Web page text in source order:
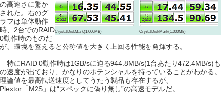
CrystalDiskMark(1,000MB) CrystalDiskMark(1,000MB)
の高速さに驚か
された。右のグ
ラフは単体動作
時、2台でのRAID
0動作時のものだ
が、環境を整えると公称値を大きく上回る性能を発揮する。
特にRAID 0動作時は1GB/sに迫る944.8MB/s(1台あたり472.4MB/s)も
の速度が出ており、かなりのポテンシャルを持っていることがわかる。
理論値を最高転送速度としてうたう製品も存在するが、
Plextor「M2S」は“スペックに偽り無し”の高速モデルだ。